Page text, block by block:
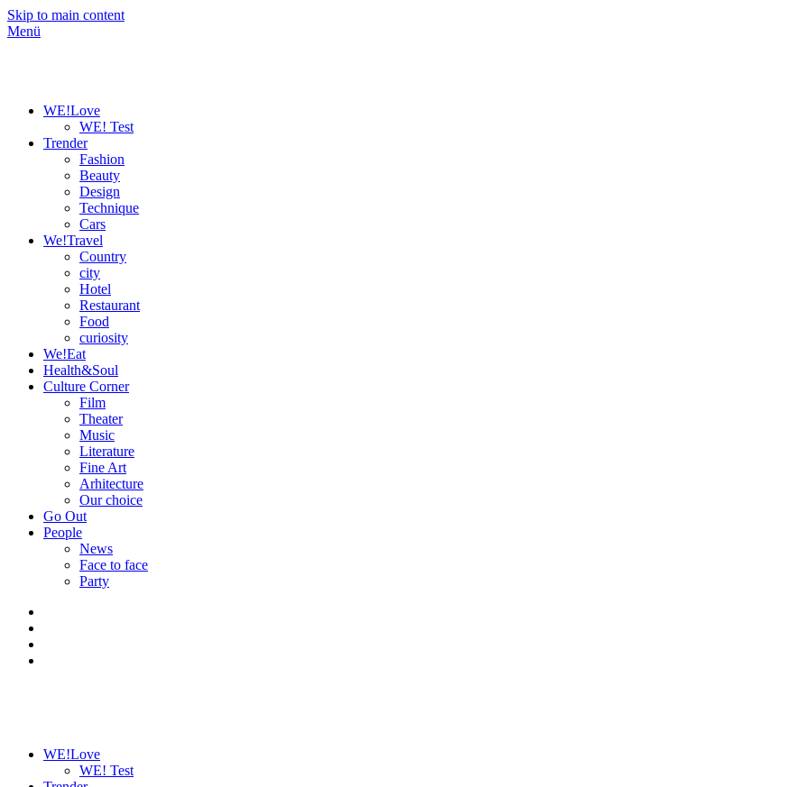
Skip to main content
Menü
WE!Love
WE! Test
Trender
Fashion
Beauty
Design
Technique
Cars
We!Travel
Country
city
Hotel
Restaurant
Food
curiosity
We!Eat
Health&Soul
Culture Corner
Film
Theater
Music
Literature
Fine Art
Arhitecture
Our choice
Go Out
People
News
Face to face
Party
WE!Love
WE! Test